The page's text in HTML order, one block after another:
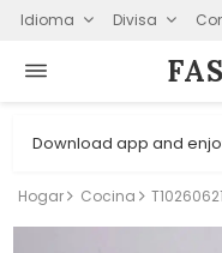
Idioma Divisa
Download app and
Hogar Cocina